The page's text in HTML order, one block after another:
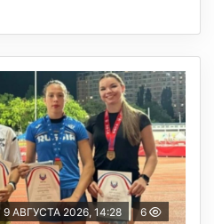
9 АВГУСТА 2026, 14:28 6